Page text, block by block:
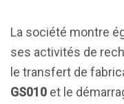
La société montre
ses activités de
le transfert de
GS010 et le